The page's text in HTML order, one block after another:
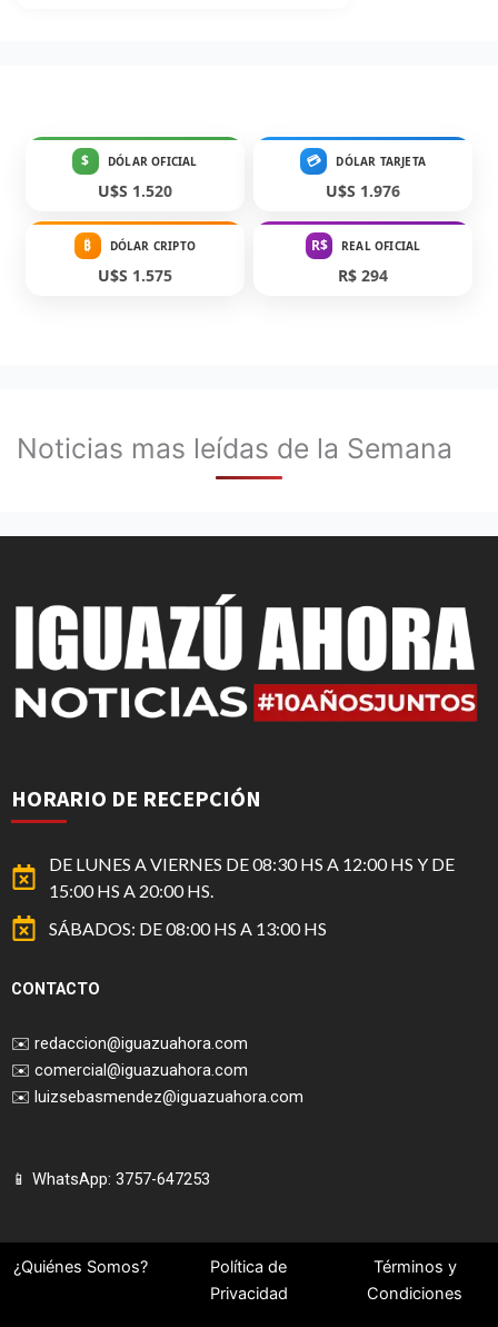
$ DÓLAR OFICIAL
U$S 1.520
💳 DÓLAR TARJETA
U$S 1.976
₿ DÓLAR CRIPTO
U$S 1.575
R$ REAL OFICIAL
R$ 294
Noticias mas leídas de la Semana
HORARIO DE RECEPCIÓN
DE LUNES A VIERNES DE 08:30 HS A 12:00 HS Y DE
15:00 HS A 20:00 HS.
SÁBADOS: DE 08:00 HS A 13:00 HS
CONTACTO
✉️ redaccion@iguazuahora.com
✉️ comercial@iguazuahora.com
✉️ luizsebasmendez@iguazuahora.com
📱 WhatsApp: 3757-647253
¿Quiénes Somos?
Política de
Privacidad
Términos y
Condiciones